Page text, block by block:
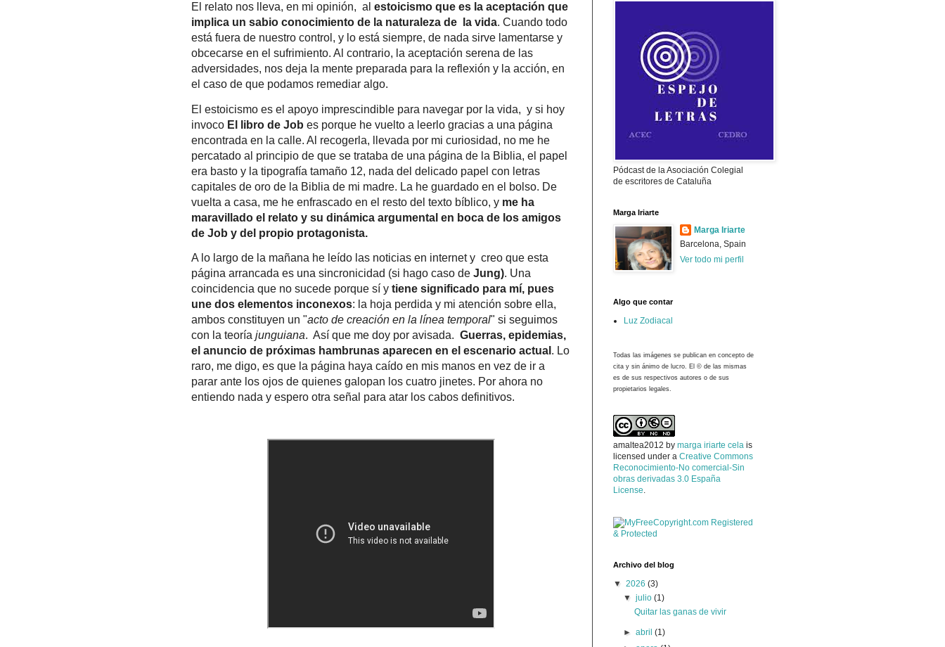
El relato nos lleva, en mi opinión, al estoicismo que es la aceptación que
implica un sabio conocimiento de la naturaleza de la vida. Cuando todo
está fuera de nuestro control, y lo está siempre, de nada sirve lamentarse y
obcecarse en el sufrimiento. Al contrario, la aceptación serena de las
adversidades, nos deja la mente preparada para la reflexión y la acción, en
el caso de que podamos remediar algo.
El estoicismo es el apoyo imprescindible para navegar por la vida, y si hoy
invoco El libro de Job es porque he vuelto a leerlo gracias a una página
encontrada en la calle. Al recogerla, llevada por mi curiosidad, no me he
percatado al principio de que se trataba de una página de la Biblia, el papel
era basto y la tipografía tamaño 12, nada del delicado papel con letras
capitales de oro de la Biblia de mi madre. La he guardado en el bolso. De
vuelta a casa, me he enfrascado en el resto del texto bíblico, y me ha
maravillado el relato y su dinámica argumental en boca de los amigos
de Job y del propio protagonista.
A lo largo de la mañana he leído las noticias en internet y creo que esta
página arrancada es una sincronicidad (si hago caso de Jung). Una
coincidencia que no sucede porque sí y tiene significado para mí, pues
une dos elementos inconexos: la hoja perdida y mi atención sobre ella,
ambos constituyen un "acto de creación en la línea temporal" si seguimos
con la teoría junguiana. Así que me doy por avisada. Guerras, epidemias,
el anuncio de próximas hambrunas aparecen en el escenario actual . Lo
raro, me digo, es que la página haya caído en mis manos en vez de ir a
parar ante los ojos de quienes galopan los cuatro jinetes. Por ahora no
entiendo nada y espero otra señal para atar los cabos definitivos.
Pódcast de la Asociación Colegial
de escritores de Cataluña
Marga Iriarte
Marga Iriarte
Barcelona, Spain
Ver todo mi perfil
Algo que contar
Luz Zodiacal
Todas las imágenes se publican en concepto de
cita y sin ánimo de lucro. El © de las mismas
es de sus respectivos autores o de sus
propietarios legales.
amaltea2012 by marga iriarte cela is
licensed under a Creative Commons
Reconocimiento-No comercial-Sin
obras derivadas 3.0 España
License.
Archivo del blog
▼ 2026 (3)
▼julio(1)
Quitar las ganas de vivir
►abril(1)